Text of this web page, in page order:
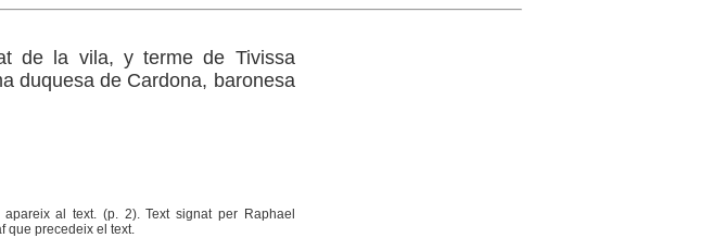
de la vila, y terme de Tivissa
duquesa de Cardona, baronesa
al text. (p. 2). Text signat per Raphael
que precedeix el text.